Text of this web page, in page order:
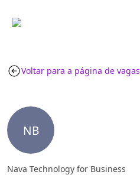
Voltar para a página de vagas
NB
Nava Technology for Business